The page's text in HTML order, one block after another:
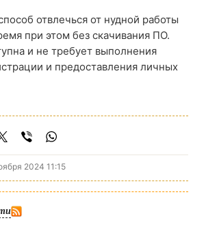
отвлечься от нудной работы
при этом без скачивания ПО.
и не требует выполнения
и предоставления личных
2024 11:15